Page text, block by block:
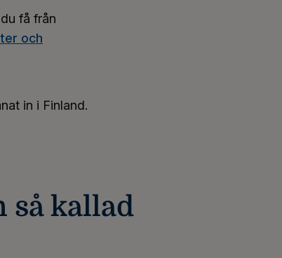
få från
och
in i Finland.
så kallad